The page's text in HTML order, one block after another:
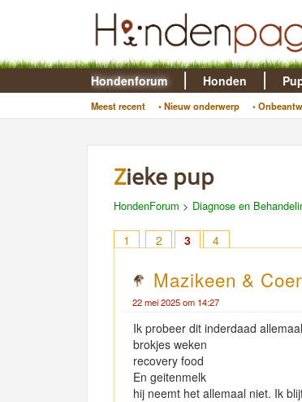
Hondenforum
Meest recent • Nieuw onderwerp •
Honden
Zieke pup
HondenForum > Diagnose en
1 2 3 4
Mazikeen &
22 mei 2025 om 14:27
Ik probeer dit inderdaad
brokjes weken
recovery food
En geitenmelk
hij neemt het allemaal niet. Ik